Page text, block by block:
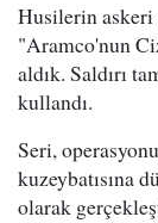
Husilerin askeri
"Aramco'nun
aldık. Saldırı
kullandı.
Seri,
kuzeybatısına
olarak